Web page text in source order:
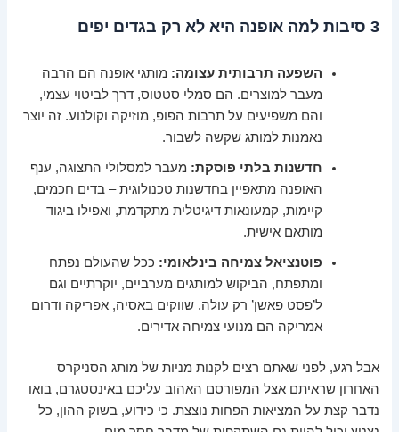
3 סיבות למה אופנה היא לא רק בגדים יפים
השפעה תרבותית עצומה: מותגי אופנה הם הרבה
מעבר למוצרים. הם סמלי סטטוס, דרך לביטוי עצמי,
והם משפיעים על תרבות הפופ, מוזיקה וקולנוע. זה יוצר
נאמנות למותג שקשה לשבור.
חדשנות בלתי פוסקת: מעבר למסלולי התצוגה, ענף
האופנה מתאפיין בחדשנות טכנולוגית – בדים חכמים,
קיימות, קמעונאות דיגיטלית מתקדמת, ואפילו ביגוד
מותאם אישית.
פוטנציאל צמיחה בינלאומי: ככל שהעולם נפתח
ומתפתח, הביקוש למותגים מערביים, יוקרתיים וגם
ל’פסט פאשן’ רק עולה. שווקים באסיה, אפריקה ודרום
אמריקה הם מנועי צמיחה אדירים.
אבל רגע, לפני שאתם רצים לקנות מניות של מותג הסניקרס
האחרון שראיתם אצל המפורסם האהוב עליכם באינסטגרם, בואו
נדבר קצת על המציאות הפחות נוצצת. כי כידוע, בשוק ההון, כל